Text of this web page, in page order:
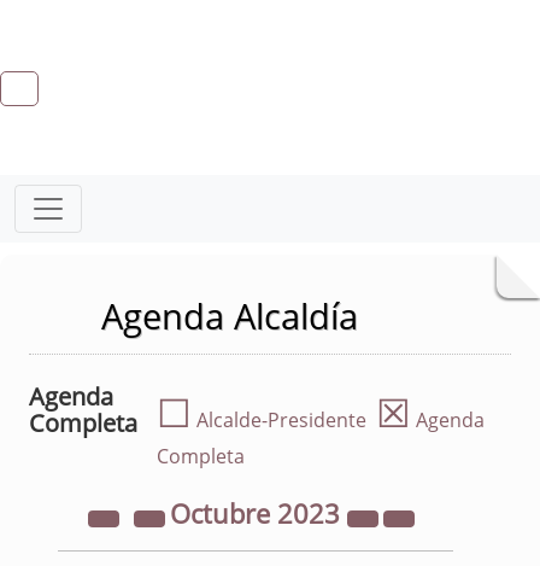
Agenda Alcaldía
Agenda
Completa
☐ Alcalde-Presidente ☒ Agenda
Completa
Octubre 2023